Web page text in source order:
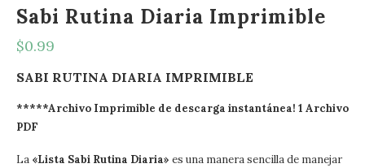
Sabi Rutina Diaria Imprimible
$0.99
SABI RUTINA DIARIA IMPRIMIBLE
*****Archivo Imprimible de descarga instantánea! 1 Archivo
PDF
La «Lista Sabi Rutina Diaria» es una manera sencilla de manejar